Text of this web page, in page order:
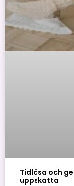
Tidlösa och
uppskatta